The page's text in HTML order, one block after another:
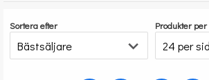
Sortera efter Produkter